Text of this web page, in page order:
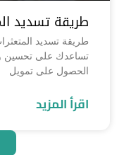
طريقة تسديد
طريقة تسديد
تساعدك على تحسين
الحصول على تمويل
اقرأ المزيد